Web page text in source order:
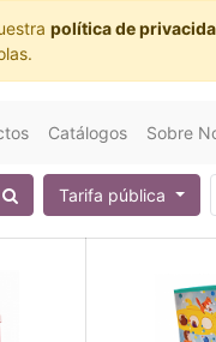
política de
Catálogos Sobre
Tarifa pública